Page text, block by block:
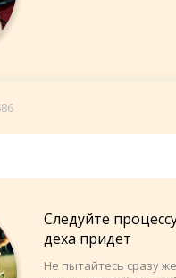
Следуйте
деха придет
Не пытайтесь сразу